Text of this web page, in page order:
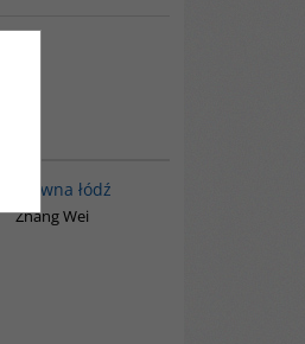
Pradawna łódź
Zhang Wei